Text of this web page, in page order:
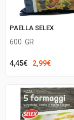
PAELLA SELEX
600 GR
4,45€
Il
originale
era:
4,45€.
2,99€Il
attuale
è:
2,99€.